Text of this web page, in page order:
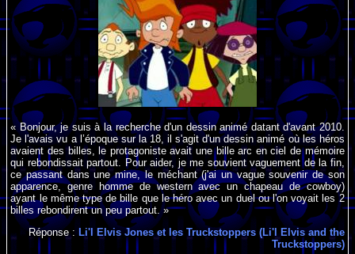
« Bonjour, je suis à la recherche d'un dessin animé datant d'avant 2010.
Je l'avais vu a l’époque sur la 18, il s'agit d'un dessin animé où les héros
avaient des billes, le protagoniste avait une bille arc en ciel de mémoire
qui rebondissait partout. Pour aider, je me souvient vaguement de la fin,
ce passant dans une mine, le méchant (j'ai un vague souvenir de son
apparence, genre homme de western avec un chapeau de cowboy)
ayant le même type de bille que le héro avec un duel ou l'on voyait les 2
billes rebondirent un peu partout. »
Réponse : Li'l Elvis Jones et les Truckstoppers (Li'l Elvis and the
Truckstoppers)